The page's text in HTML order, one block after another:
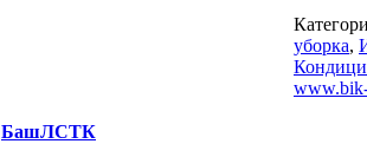
уборка,
БашЛСТК